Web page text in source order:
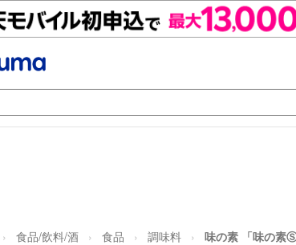
食品/飲料/酒 食品 調味料 味の素 「味の